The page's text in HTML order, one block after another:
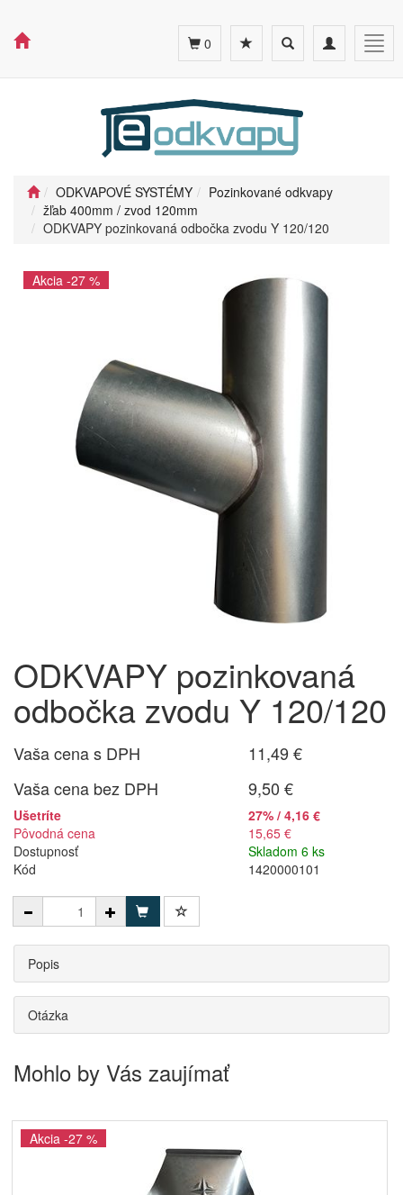
Toggle
navigation
Toggle
search
0
ODKVAPOVÉ SYSTÉMY
Pozinkované odkvapy
žľab 400mm / zvod 120mm
ODKVAPY pozinkovaná odbočka zvodu Y 120/120
Akcia -27 %
ODKVAPY pozinkovaná
odbočka zvodu Y 120/120
Vaša cena s DPH
11,49 €
Vaša cena bez DPH
9,50 €
Ušetríte
27% / 4,16 €
Pôvodná cena
15,65 €
Dostupnosť
Skladom 6 ks
Kód
1420000101
Popis
Otázka
Mohlo by Vás zaujímať
Akcia -27 %